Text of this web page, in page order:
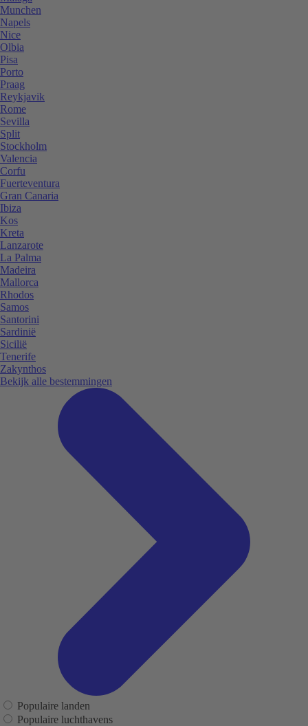
Munchen
Napels
Nice
Olbia
Pisa
Porto
Praag
Reykjavik
Rome
Sevilla
Split
Stockholm
Valencia
Corfu
Fuerteventura
Gran Canaria
Ibiza
Kos
Kreta
Lanzarote
La Palma
Madeira
Mallorca
Rhodos
Samos
Santorini
Sardinië
Sicilië
Tenerife
Zakynthos
Bekijk alle bestemmingen
Populaire landen
Populaire luchthavens